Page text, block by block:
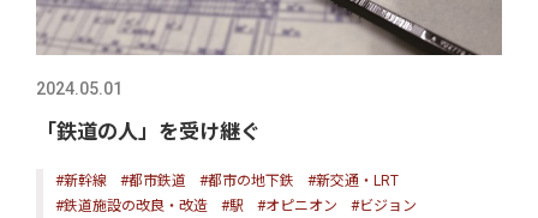
2024.05.01
「鉄道の人」を受け継ぐ
#新幹線 #都市鉄道 #都市の地下鉄
#新交通・LRT
#鉄道施設の改良・改造
#駅 #オピニオン
#ビジョン